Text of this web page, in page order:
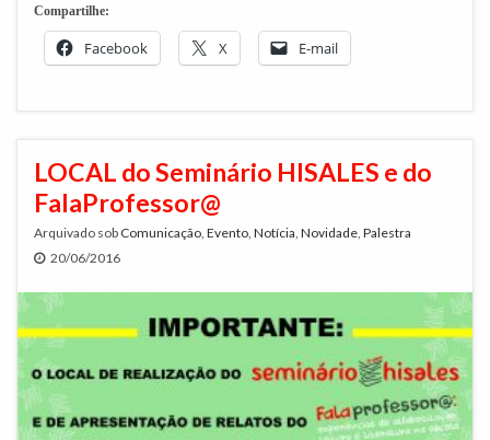
Compartilhe:
Facebook X E-mail
LOCAL do Seminário HISALES e do
FalaProfessor@
Arquivado sob Comunicação Evento Notícia Novidade Palestra
20/06/2016